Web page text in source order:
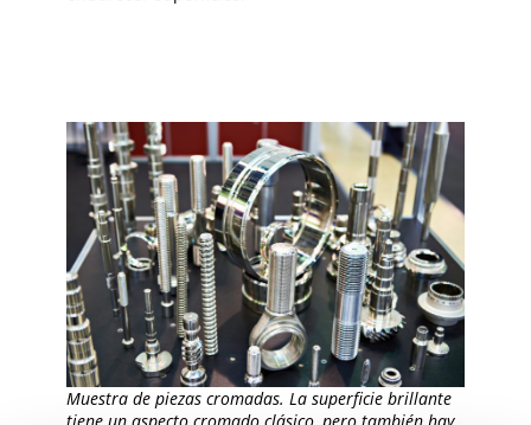
Muestra de piezas cromadas. La superficie brillante